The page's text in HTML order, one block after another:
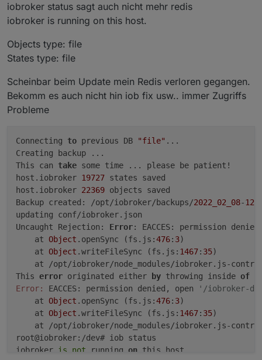
iobroker status sagt auch nicht mehr redis
iobroker is running on this host.
Objects type: file
States type: file
Scheinbar beim Update mein Redis verloren gegangen.
Bekomm es auch nicht hin iob fix usw.. immer Zugriffs
Probleme
Connecting to previous DB "file" ...
Creating backup ...
This can take some time ... please be patient!
host.iobroker 19727 states saved
host.iobroker 22369 objects saved
Backup created: /opt/iobroker/backups/2022_02_08-
updating conf/iobroker.json
Uncaught Rejection: Error: EACCES: permission
    at
Object .openSync (fs.js:476: 3)
    at
Object .writeFileSync (fs.js: 1467: 35)
at /opt/iobroker/node_modules/iobroker.js-
This error originated either by throwing inside of
Error:
EACCES: permission denied, open
'/iobroker-
    at
Object .openSync (fs.js:476: 3)
    at
Object .writeFileSync (fs.js: 1467: 35)
at /opt/iobroker/node_modules/iobroker.js-
root@iobroker:/dev# iob status
iobroker is not running on this host.